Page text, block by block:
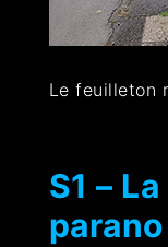
Le feuilleton
S1 –